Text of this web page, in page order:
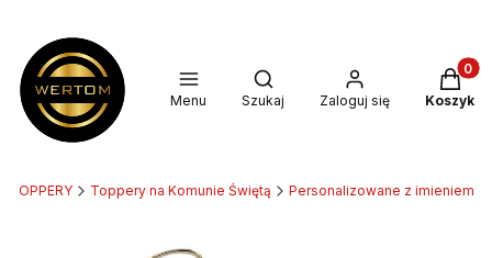
Menu
Otwórz wyszukiwarkę
Szukaj Zaloguj się Koszyk
TOPPERY Toppery na Komunie Świętą Personalizowane z imieniem